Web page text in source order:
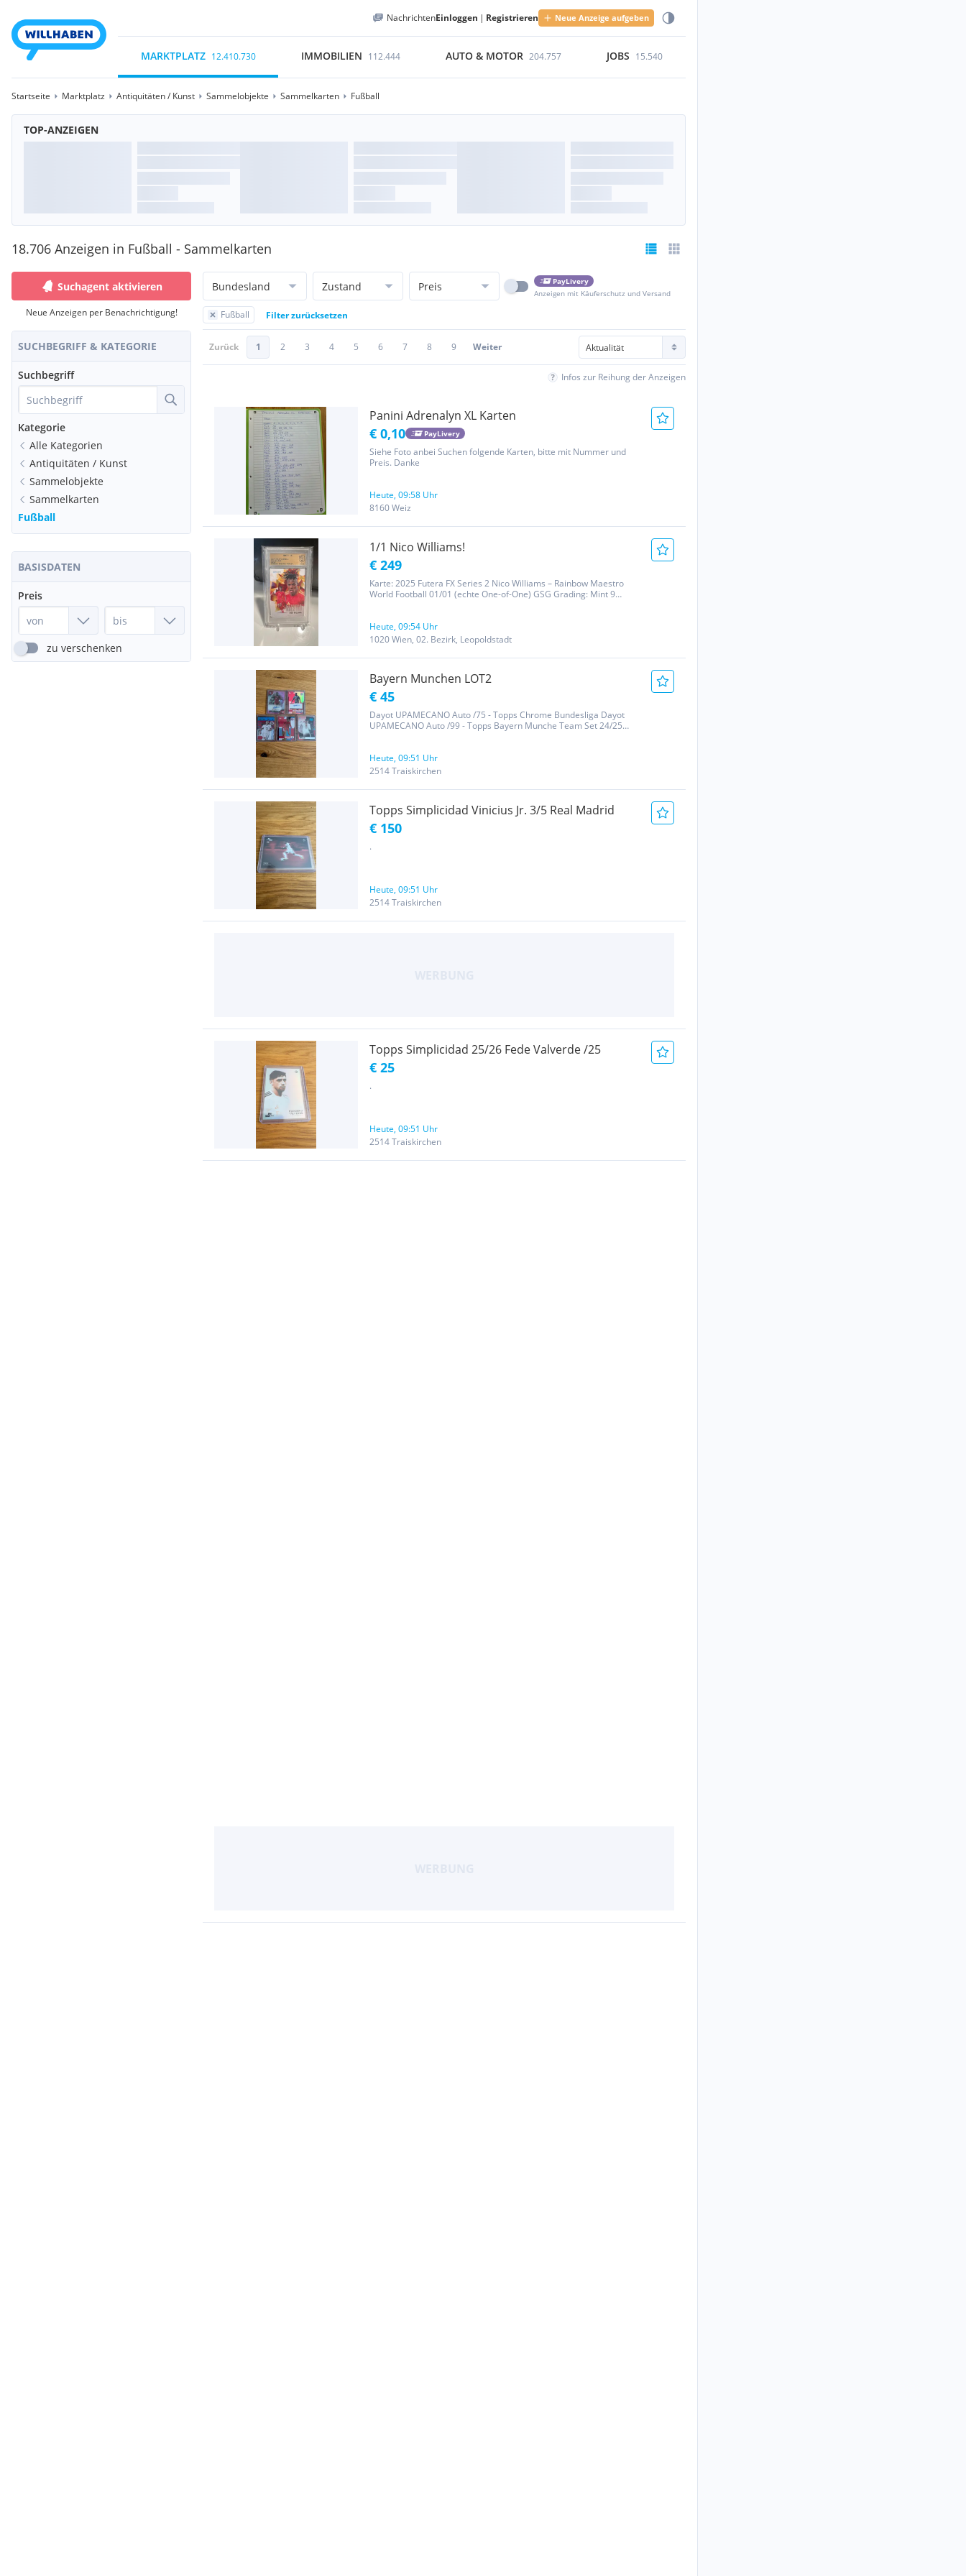
NachrichtenEinloggen | Registrieren Neue Anzeige aufgeben
MARKTPLATZ 12.410.730 IMMOBILIEN 112.444 AUTO & MOTOR 204.757 JOBS 15.540
Startseite Marktplatz Antiquitäten / Kunst Sammelobjekte Sammelkarten Fußball
TOP-ANZEIGEN
18.706 Anzeigen in Fußball - Sammelkarten
Suchagent aktivieren
Neue Anzeigen per Benachrichtigung!
SUCHBEGRIFF & KATEGORIE
Suchbegriff
Kategorie
Alle Kategorien
Antiquitäten / Kunst
Sammelobjekte
Sammelkarten
Fußball
BASISDATEN
Preis
zu verschenken
Bundesland Zustand Preis
PayLivery
Anzeigen mit Käuferschutz und Versand
Fußball Filter zurücksetzen
Zurück 1 2 3 4 5 6 7 8 9 Weiter
Infos zur Reihung der Anzeigen
Panini Adrenalyn XL Karten
€ 0,10 PayLivery
Siehe Foto anbei Suchen folgende Karten, bitte mit Nummer und
Preis. Danke
Heute, 09:58 Uhr
8160 Weiz
1/1 Nico Williams!
€ 249
Karte: 2025 Futera FX Series 2 Nico Williams – Rainbow Maestro
World Football 01/01 (echte One-of-One) GSG Grading: Mint 9
Heute, 09:54 Uhr
1020 Wien, 02. Bezirk, Leopoldstadt
Bayern Munchen LOT2
€ 45
Dayot UPAMECANO Auto /75 - Topps Chrome Bundesliga Dayot
UPAMECANO Auto /99 - Topps Bayern Munche Team Set 24/25
Set 24/25 Harry KANE...
Heute, 09:51 Uhr
2514 Traiskirchen
Topps Simplicidad Vinicius Jr. 3/5 Real Madrid
€ 150
.
Heute, 09:51 Uhr
2514 Traiskirchen
Topps Simplicidad 25/26 Fede Valverde /25
€ 25
.
Heute, 09:51 Uhr
2514 Traiskirchen